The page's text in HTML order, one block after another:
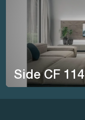
Side CF 114